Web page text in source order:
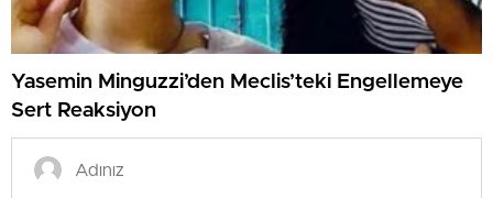
Yasemin Minguzzi’den Meclis’teki Engellemeye
Sert Reaksiyon